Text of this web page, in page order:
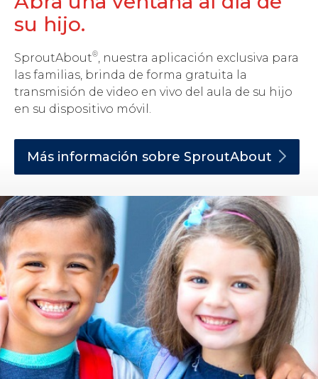
su hijo.
SproutAbout®
, nuestra aplicación exclusiva para
las familias, brinda de forma gratuita la
transmisión de video en vivo del aula de su hijo
en su dispositivo móvil.
Más información sobre SproutAbout